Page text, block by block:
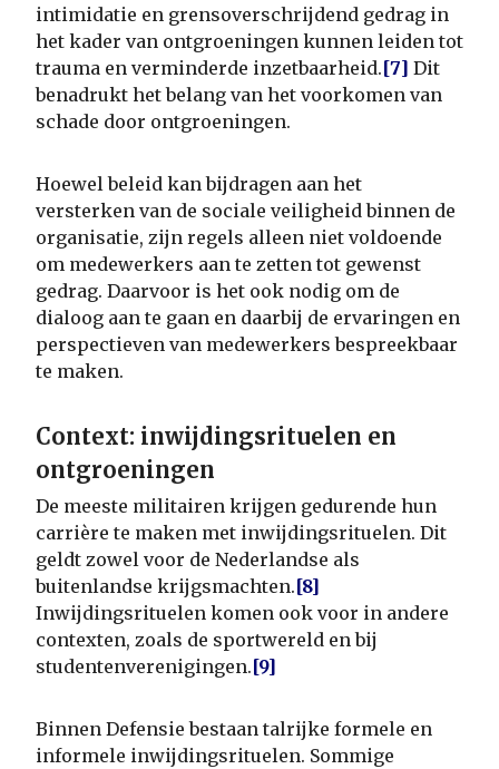
intimidatie en grensoverschrijdend gedrag in
het kader van ontgroeningen kunnen leiden tot
trauma en verminderde inzetbaarheid.[7] Dit
benadrukt het belang van het voorkomen van
schade door ontgroeningen.
Hoewel beleid kan bijdragen aan het
versterken van de sociale veiligheid binnen de
organisatie, zijn regels alleen niet voldoende
om medewerkers aan te zetten tot gewenst
gedrag. Daarvoor is het ook nodig om de
dialoog aan te gaan en daarbij de ervaringen en
perspectieven van medewerkers bespreekbaar
te maken.
Context: inwijdingsrituelen en
ontgroeningen
De meeste militairen krijgen gedurende hun
carrière te maken met inwijdingsrituelen. Dit
geldt zowel voor de Nederlandse als
buitenlandse krijgsmachten.[8]
Inwijdingsrituelen komen ook voor in andere
contexten, zoals de sportwereld en bij
studentenverenigingen.[9]
Binnen Defensie bestaan talrijke formele en
informele inwijdingsrituelen. Sommige